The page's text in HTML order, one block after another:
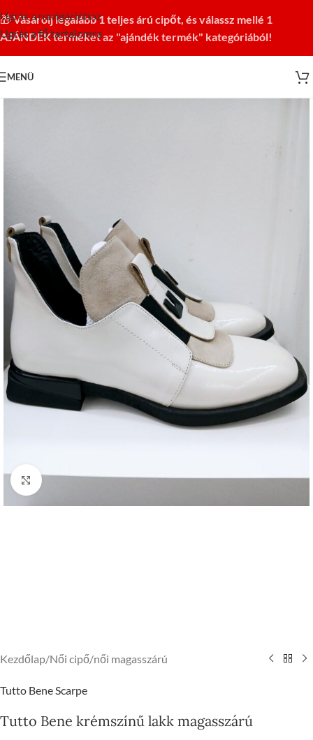
Ugrás a navigációhoz
Ugrás a fő tartalomra
🎁Vásárolj legalább 1 teljes árú cipőt, és válassz mellé 1
AJÁNDÉK terméket az "ajándék termék" kategóriából!
MENÜ
Kattintson a nagyításhoz
Kezdőlap/Női cipő/női magasszárú
Tutto Bene Scarpe
Tutto Bene krémszínű lakk magasszárú